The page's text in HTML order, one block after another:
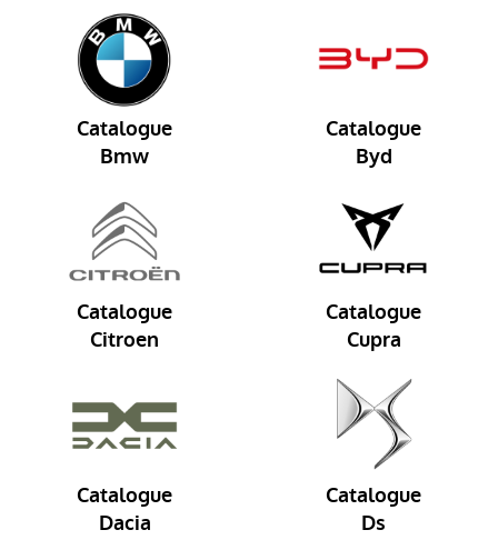
Catalogue
Bmw
Catalogue
Byd
Catalogue
Citroen
Catalogue
Cupra
Catalogue
Dacia
Catalogue
Ds